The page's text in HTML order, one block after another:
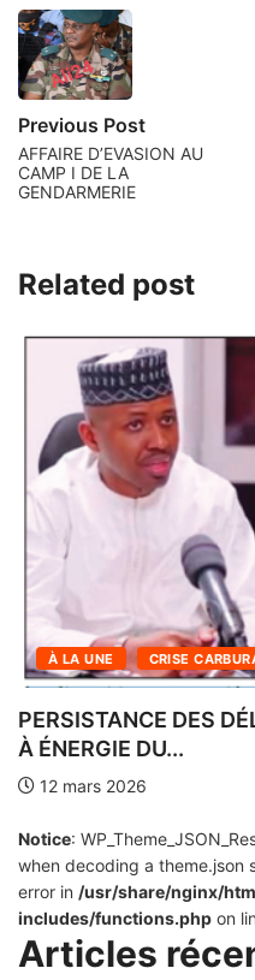
Previous Post
AFFAIRE D’EVASION AU
CAMP I DE LA
GENDARMERIE
Related post
À LA UNE
LES
SOUS
12 mars 2026
Notice:
when decoding a theme.json
error in /usr/share/nginx/
includes/functions.php on
Articles